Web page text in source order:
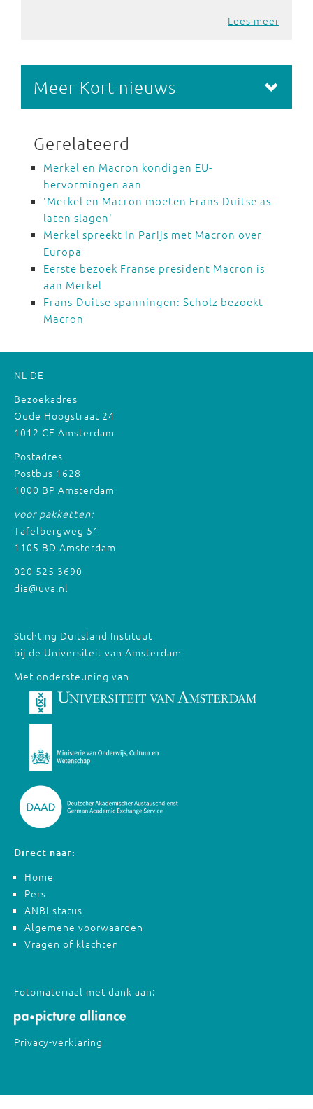
Lees meer
Meer Kort nieuws
Gerelateerd
Merkel en Macron kondigen EU-
hervormingen aan
'Merkel en Macron moeten Frans-Duitse as
laten slagen'
Merkel spreekt in Parijs met Macron over
Europa
Eerste bezoek Franse president Macron is
aan Merkel
Frans-Duitse spanningen: Scholz bezoekt
Macron
NL DE
Bezoekadres
Oude Hoogstraat 24
1012 CE Amsterdam
Postadres
Postbus 1628
1000 BP Amsterdam
voor pakketten:
Tafelbergweg 51
1105 BD Amsterdam
020 525 3690
dia@uva.nl
Stichting Duitsland Instituut
bij de Universiteit van Amsterdam
Met ondersteuning van
Direct naar:
Home
Pers
ANBI-status
Algemene voorwaarden
Vragen of klachten
Fotomateriaal met dank aan:
Privacy-verklaring